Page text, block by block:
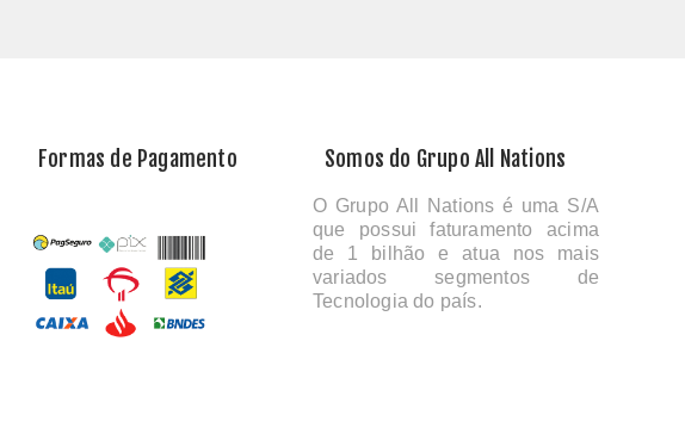
Formas de Pagamento Somos do Grupo All Nations
O Grupo All Nations é uma S/A
que possui faturamento acima
de 1 bilhão e atua nos mais
variados segmentos de
Tecnologia do país.